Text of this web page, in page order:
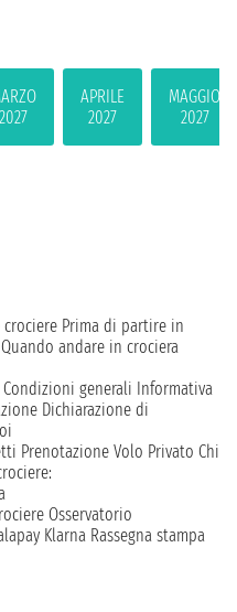
2027
APRILE
2027
MAGGIO
2027
Prima di partire in
Quando andare in crociera
Condizioni generali Informativa
Dichiarazione di
Prenotazione Volo Privato Chi
Osservatorio
Klarna Rassegna stampa